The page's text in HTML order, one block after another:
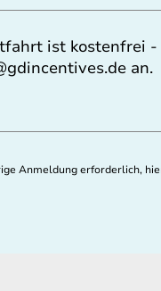
ist kostenfrei
an.
Anmeldung erforderlich,